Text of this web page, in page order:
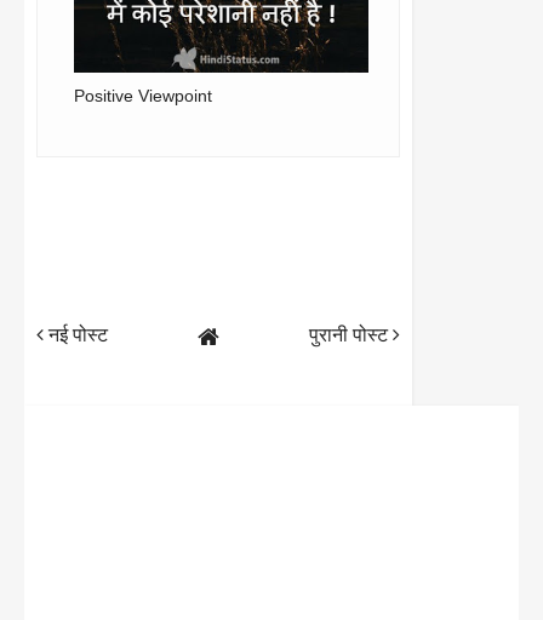
Positive Viewpoint
नई पोस्ट पुरानी पोस्ट